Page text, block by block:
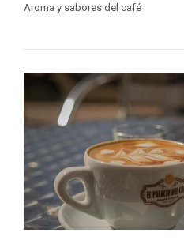
Aroma y sabores del café